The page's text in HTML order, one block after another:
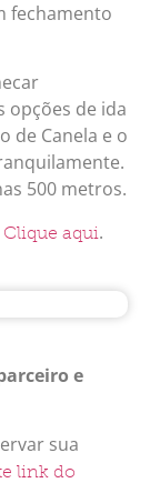
fechamento
opções de ida
de Canela e o
500 metros.
Clique aqui.
e
sua
link do